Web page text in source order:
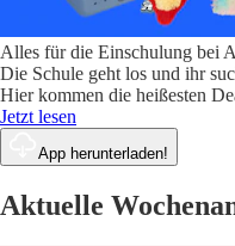
Alles für die Einschulung bei
Die Schule geht los und ihr
Hier kommen die heißesten
Jetzt lesen
App herunterladen!
Aktuelle